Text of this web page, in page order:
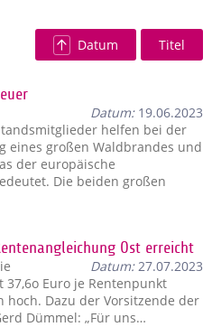
Datum Titel
Datum:19.06.2023
helfen bei der
eines großen Waldbrandes und
der europäische
Die beiden großen
Ost erreicht
Datum:27.07.2023
Euro je Rentenpunkt
hoch. Dazu der Vorsitzende der
Dümmel: „Für uns…